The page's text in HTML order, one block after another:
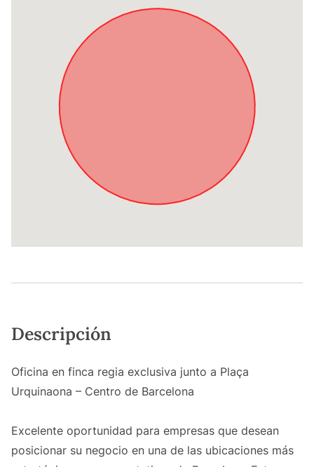
Descripción
Oficina en finca regia exclusiva junto a Plaça
Urquinaona – Centro de Barcelona
Excelente oportunidad para empresas que desean
posicionar su negocio en una de las ubicaciones más